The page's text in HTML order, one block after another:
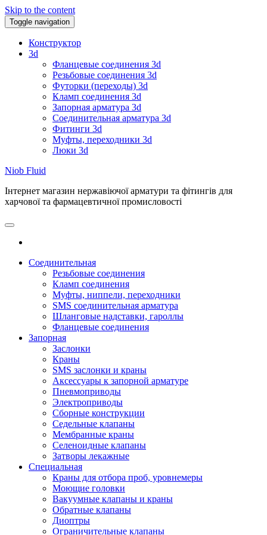
Skip to the content
Toggle navigation
Конструктор
3d
Фланцевые соединения 3d
Резьбовые соединения 3d
Футорки (переходы) 3d
Кламп соединения 3d
Запорная арматура 3d
Соединительная арматура 3d
Фитинги 3d
Муфты, переходники 3d
Люки 3d
Niob Fluid
Інтернет магазин нержавіючої арматури та фітингів для
харчової та фармацевтичної промисловості
Соединительная
Резьбовые соединения
Кламп соединения
Муфты, ниппели, переходники
SMS соединительная арматура
Шланговые надставки, гароллы
Фланцевые соединения
Запорная
Заслонки
Краны
SMS заслонки и краны
Аксессуары к запорной арматуре
Пневмоприводы
Электроприводы
Сборные конструкции
Седельные клапаны
Мембранные краны
Селеноидные клапаны
Затворы лекажные
Специальная
Краны для отбора проб, уровнемеры
Моющие головки
Вакуумные клапаны и краны
Обратные клапаны
Диоптры
Ограничительные клапаны